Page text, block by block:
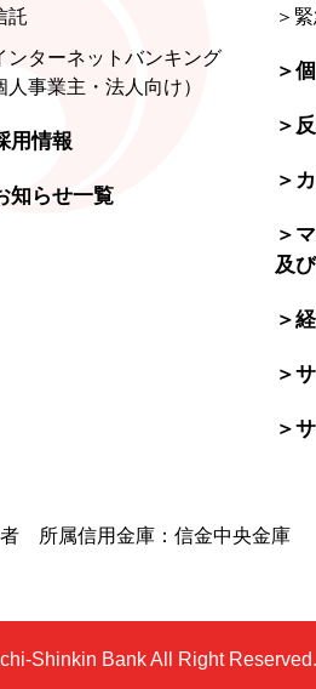
託
ンターネットバンキング
人事業主・法人向け）
用情報
知らせ一覧
＞
＞
＞
＞
＞
及
＞
＞
＞
所属信用金庫：信金中央金庫
Shinkin Bank All Right Reserved.